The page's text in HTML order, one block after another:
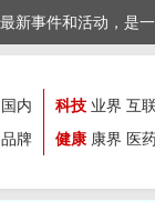
新事件和活动，是
国内
品牌
科技 业界 互
健康 康界 医